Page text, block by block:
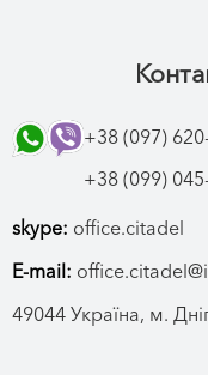
+38 (097)
+38 (099)
skype: office.citadel
E-mail:
49044 Україна, м.